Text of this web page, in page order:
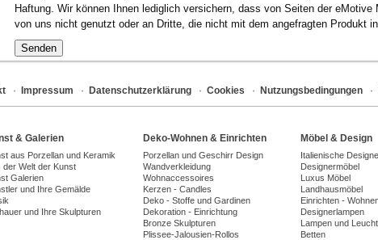
Haftung. Wir können Ihnen lediglich versichern, dass von Seiten der
von uns nicht genutzt oder an Dritte, die nicht mit dem angefragten Produkt
· Impressum · Datenschutzerklärung · Cookies · Nutzungsbedingungen ·
& Galerien
aus Porzellan und Keramik
der Welt der Kunst
Galerien
und Ihre Gemälde
und Ihre Skulpturen
Deko-Wohnen & Einrichten
Porzellan und Geschirr Design
Wandverkleidung
Wohnaccessoires
Kerzen - Candles
Deko - Stoffe und Gardinen
Dekoration - Einrichtung
Bronze Skulpturen
Plissee-Jalousien-Rollos
Möbel & Design
Italienische
Designermöbel
Luxus Möbel
Landhausmöbel
Einrichten -
Designerlampen
Lampen und
Betten